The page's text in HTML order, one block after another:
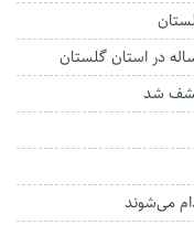
می‌شوند